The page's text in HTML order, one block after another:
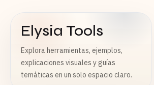
Elysia Tools
Explora herramientas, ejemplos,
explicaciones visuales y guías
temáticas en un solo espacio claro.